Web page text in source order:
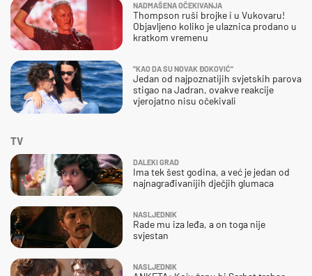
NADMAŠENA OČEKIVANJA
Thompson ruši brojke i u Vukovaru!
Objavljeno koliko je ulaznica prodano u
kratkom vremenu
"KAO DA SU NOVAK ĐOKOVIĆ"
Jedan od najpoznatijih svjetskih parova
stigao na Jadran, ovakve reakcije
vjerojatno nisu očekivali
TV
DALEKI GRAD
Ima tek šest godina, a već je jedan od
najnagrađivanijih dječjih glumaca
NASLJEDNIK
Rade mu iza leđa, a on toga nije
svjestan
NASLJEDNIK